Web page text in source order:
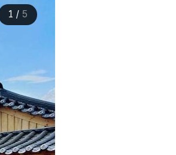
1 / 5